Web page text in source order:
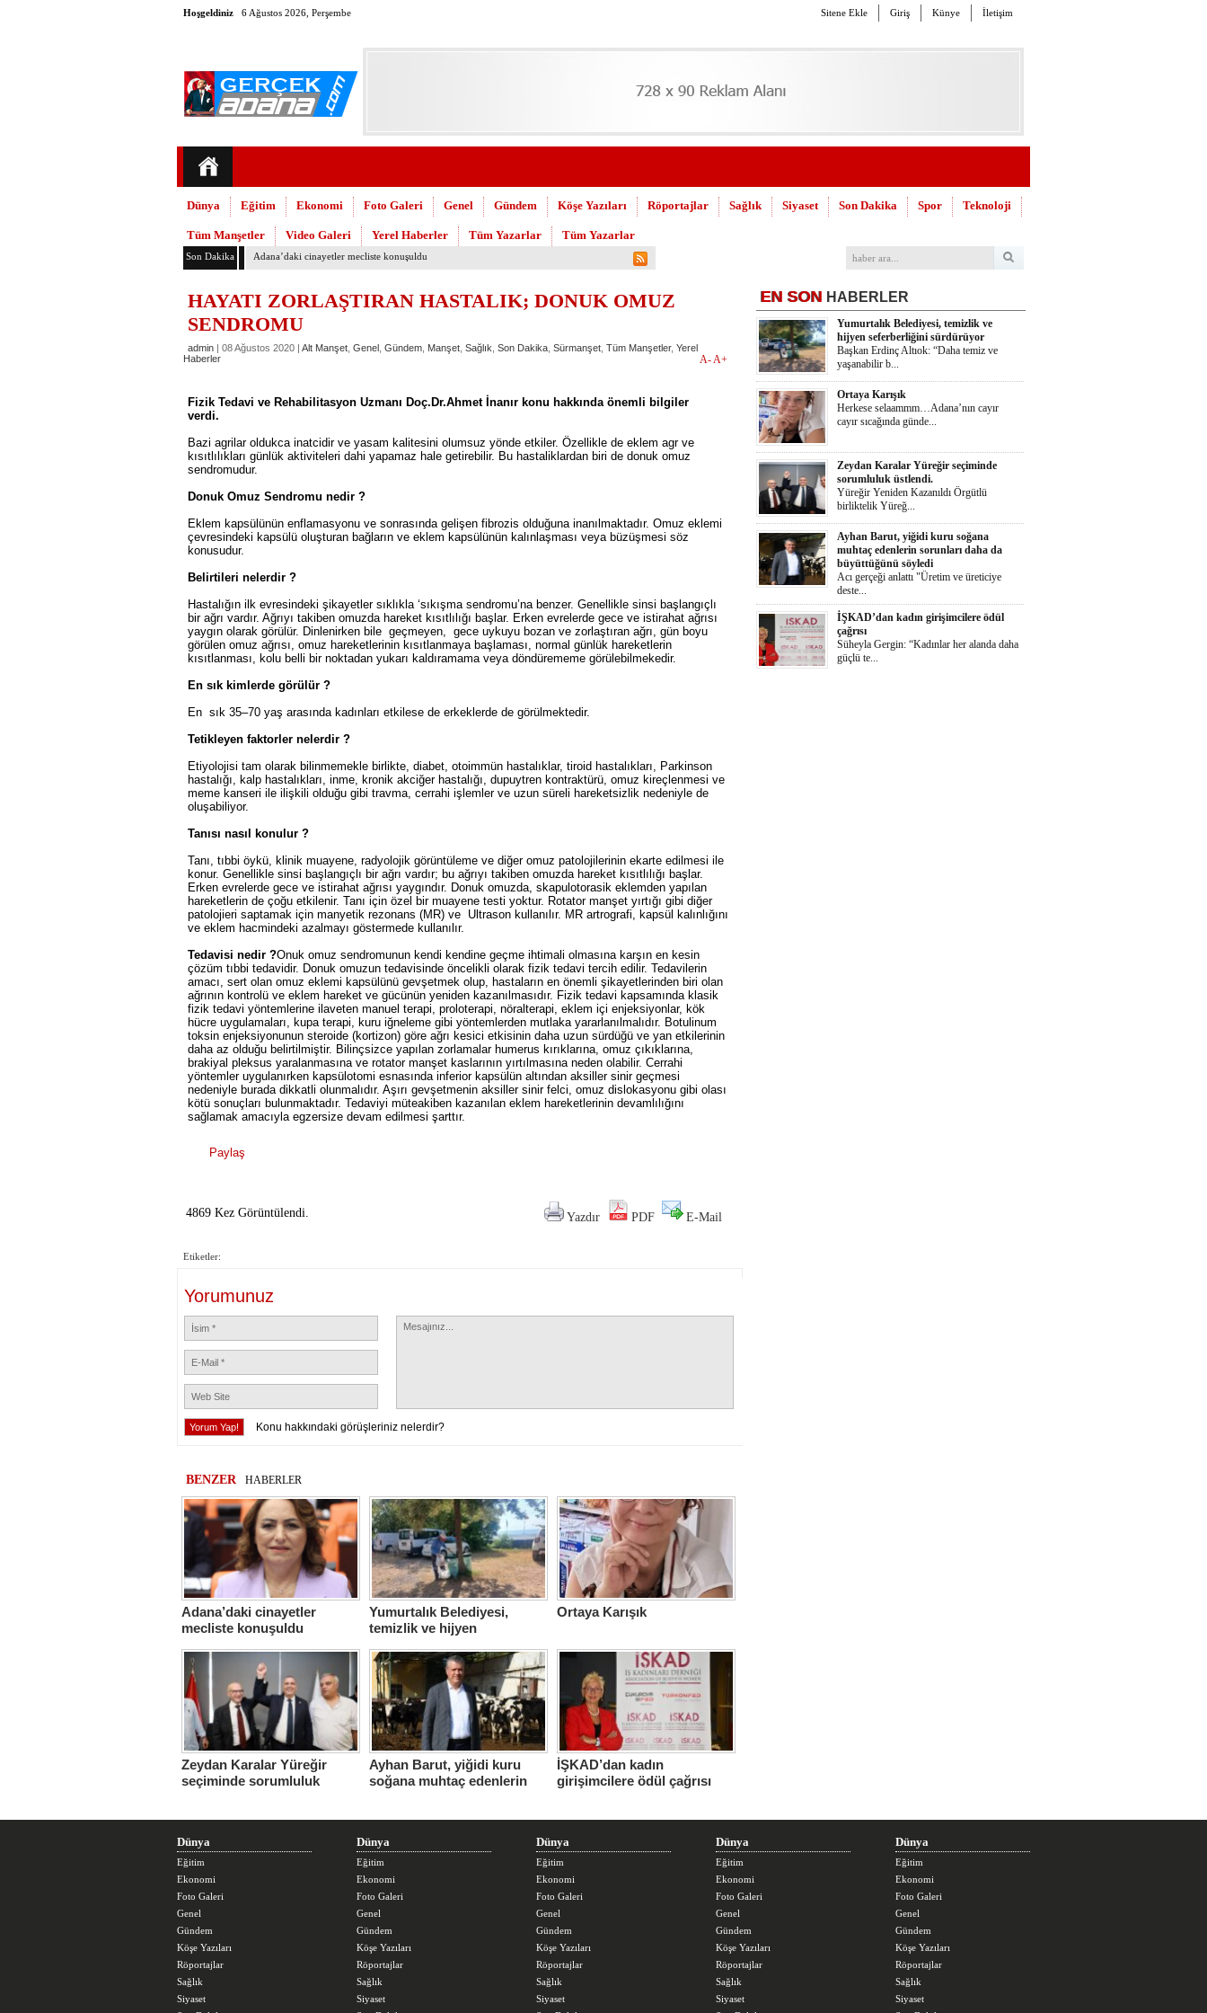
Hoşgeldiniz 6 Ağustos 2026, Perşembe Sitene Ekle Giriş Künye İletişim
Dünya Eğitim Ekonomi Foto Galeri Genel Gündem Köşe Yazıları Röportajlar Sağlık Siyaset Son Dakika Spor Teknoloji
Tüm Manşetler Video Galeri Yerel Haberler Tüm Yazarlar Tüm Yazarlar
Son Dakika Yumurtalık Belediyesi, temizlik ve hijyen seferberliğini sürdürüyor
HAYATI ZORLAŞTIRAN HASTALIK; DONUK OMUZ
SENDROMU
admin | 08 Ağustos 2020 | Alt Manşet Genel Gündem Manşet Sağlık Son Dakika Sürmanşet Tüm Manşetler, Yerel
Haberler
A-A+
Fizik Tedavi ve Rehabilitasyon Uzmanı Doç.Dr.Ahmet İnanır konu hakkında önemli bilgiler
verdi.
Bazi agrilar oldukca inatcidir ve yasam kalitesini olumsuz yönde etkiler. Özellikle de eklem agr ve
kısıtlılıkları günlük aktiviteleri dahi yapamaz hale getirebilir. Bu hastaliklardan biri de donuk omuz
sendromudur.
Donuk Omuz Sendromu nedir ?
Eklem kapsülünün enflamasyonu ve sonrasında gelişen fibrozis olduğuna inanılmaktadır. Omuz eklemi
çevresindeki kapsülü oluşturan bağların ve eklem kapsülünün kalınlaşması veya büzüşmesi söz
konusudur.
Belirtileri nelerdir ?
Hastalığın ilk evresindeki şikayetler sıklıkla ‘sıkışma sendromu’na benzer. Genellikle sinsi başlangıçlı
bir ağrı vardır. Ağrıyı takiben omuzda hareket kısıtlılığı başlar. Erken evrelerde gece ve istirahat ağrısı
yaygın olarak görülür. Dinlenirken bile geçmeyen, gece uykuyu bozan ve zorlaştıran ağrı, gün boyu
görülen omuz ağrısı, omuz hareketlerinin kısıtlanmaya başlaması, normal günlük hareketlerin
kısıtlanması, kolu belli bir noktadan yukarı kaldıramama veya döndürememe görülebilmekedir.
En sık kimlerde görülür ?
En sık 35–70 yaş arasında kadınları etkilese de erkeklerde de görülmektedir.
Tetikleyen faktorler nelerdir ?
Etiyolojisi tam olarak bilinmemekle birlikte, diabet, otoimmün hastalıklar, tiroid hastalıkları, Parkinson
hastalığı, kalp hastalıkları, inme, kronik akciğer hastalığı, dupuytren kontraktürü, omuz kireçlenmesi ve
meme kanseri ile ilişkili olduğu gibi travma, cerrahi işlemler ve uzun süreli hareketsizlik nedeniyle de
oluşabiliyor.
Tanısı nasıl konulur ?
Tanı, tıbbi öykü, klinik muayene, radyolojik görüntüleme ve diğer omuz patolojilerinin ekarte edilmesi ile
konur. Genellikle sinsi başlangıçlı bir ağrı vardır; bu ağrıyı takiben omuzda hareket kısıtlılığı başlar.
Erken evrelerde gece ve istirahat ağrısı yaygındır. Donuk omuzda, skapulotorasik eklemden yapılan
hareketlerin de çoğu etkilenir. Tanı için özel bir muayene testi yoktur. Rotator manşet yırtığı gibi diğer
patolojieri saptamak için manyetik rezonans (MR) ve Ultrason kullanılır. MR artrografi, kapsül kalınlığını
ve eklem hacmindeki azalmayı göstermede kullanılır.
Tedavisi nedir ?Onuk omuz sendromunun kendi kendine geçme ihtimali olmasına karşın en kesin
çözüm tıbbi tedavidir. Donuk omuzun tedavisinde öncelikli olarak fizik tedavi tercih edilir. Tedavilerin
amacı, sert olan omuz eklemi kapsülünü gevşetmek olup, hastaların en önemli şikayetlerinden biri olan
ağrının kontrolü ve eklem hareket ve gücünün yeniden kazanılmasıdır. Fizik tedavi kapsamında klasik
fizik tedavi yöntemlerine ilaveten manuel terapi, proloterapi, nöralterapi, eklem içi enjeksiyonlar, kök
hücre uygulamaları, kupa terapi, kuru iğneleme gibi yöntemlerden mutlaka yararlanılmalıdır. Botulinum
toksin enjeksiyonunun steroide (kortizon) göre ağrı kesici etkisinin daha uzun sürdüğü ve yan etkilerinin
daha az olduğu belirtilmiştir. Bilinçsizce yapılan zorlamalar humerus kırıklarına, omuz çıkıklarına,
brakiyal pleksus yaralanmasına ve rotator manşet kaslarının yırtılmasına neden olabilir. Cerrahi
yöntemler uygulanırken kapsülotomi esnasında inferior kapsülün altından aksiller sinir geçmesi
nedeniyle burada dikkatli olunmalıdır. Aşırı gevşetmenin aksiller sinir felci, omuz dislokasyonu gibi olası
kötü sonuçları bulunmaktadır. Tedaviyi müteakiben kazanılan eklem hareketlerinin devamlılığını
sağlamak amacıyla egzersize devam edilmesi şarttır.
Paylaş
4869 Kez Görüntülendi. Yazdır PDF E-Mail
Etiketler:
Yorumunuz
Konu hakkındaki görüşleriniz nelerdir?
BENZER HABERLER
Adana’daki cinayetler
mecliste konuşuldu
Yumurtalık Belediyesi,
temizlik ve hijyen
Ortaya Karışık
Zeydan Karalar Yüreğir
seçiminde sorumluluk
Ayhan Barut, yiğidi kuru
soğana muhtaç edenlerin
İŞKAD’dan kadın
girişimcilere ödül çağrısı
EN SON HABERLER
Yumurtalık Belediyesi, temizlik ve
hijyen seferberliğini sürdürüyor
Başkan Erdinç Altıok: “Daha temiz ve
yaşanabilir b...
Ortaya Karışık
Herkese selaammm…Adana’nın cayır
cayır sıcağında günde...
Zeydan Karalar Yüreğir seçiminde
sorumluluk üstlendi.
Yüreğir Yeniden Kazanıldı Örgütlü
birliktelik Yüreğ...
Ayhan Barut, yiğidi kuru soğana
muhtaç edenlerin sorunları daha da
büyüttüğünü söyledi
Acı gerçeği anlattı "Üretim ve üreticiye
deste...
İŞKAD’dan kadın girişimcilere ödül
çağrısı
Süheyla Gergin: “Kadınlar her alanda daha
güçlü te...
Dünya
Eğitim
Ekonomi
Foto Galeri
Genel
Gündem
Köşe Yazıları
Röportajlar
Sağlık
Siyaset
Dünya
Eğitim
Ekonomi
Foto Galeri
Genel
Gündem
Köşe Yazıları
Röportajlar
Sağlık
Siyaset
Dünya
Eğitim
Ekonomi
Foto Galeri
Genel
Gündem
Köşe Yazıları
Röportajlar
Sağlık
Siyaset
Dünya
Eğitim
Ekonomi
Foto Galeri
Genel
Gündem
Köşe Yazıları
Röportajlar
Sağlık
Siyaset
Dünya
Eğitim
Ekonomi
Foto Galeri
Genel
Gündem
Köşe Yazıları
Röportajlar
Sağlık
Siyaset